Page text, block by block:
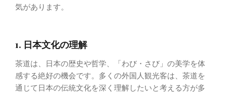
気があります。
1. 日本文化の理解
茶道は、日本の歴史や哲学、「わび・さび」の美学を体
感する絶好の機会です。多くの外国人観光客は、茶道を
通じて日本の伝統文化を深く理解したいと考える方が多